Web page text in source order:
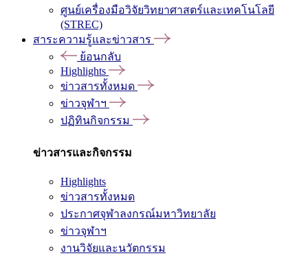
ศูนย์เครื่องมือวิจัยวิทยาศาสตร์และเทคโนโลยี
(STREC)
สาระความรู้และข่าวสาร
ย้อนกลับ
Highlights
ข่าวสารทั้งหมด
ข่าวจุฬาฯ
ปฏิทินกิจกรรม
ข่าวสารและกิจกรรม
Highlights
ข่าวสารทั้งหมด
ประกาศจุฬาลงกรณ์มหาวิทยาลัย
ข่าวจุฬาฯ
งานวิจัยและนวัตกรรม